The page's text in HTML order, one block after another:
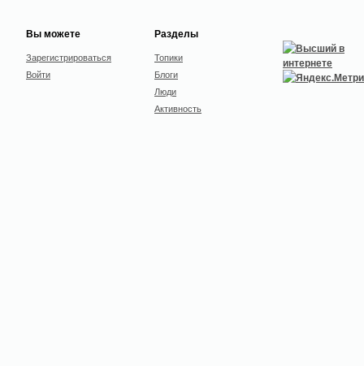
Вы можете
Зарегистрироваться
Войти
Разделы
Топики
Блоги
Люди
Активность